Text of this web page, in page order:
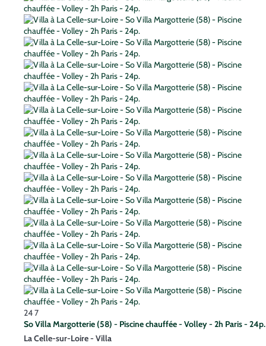
247
So Villa Margotterie (58) - Piscine chauffée - Volley - 2h Paris - 24p.
La Celle-sur-Loire - Villa